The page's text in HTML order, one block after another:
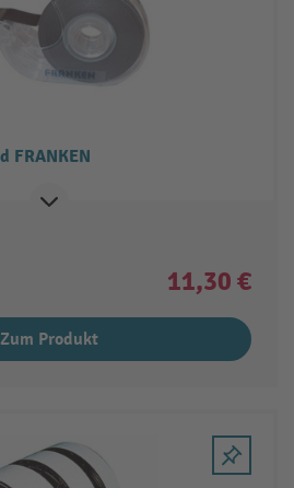
Franken Magnetband FRANKEN
11,30 €
Zum Produkt